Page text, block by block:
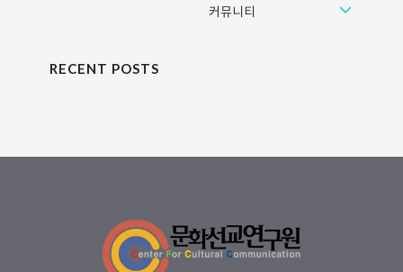
의 유소년..
커뮤니티
RECENT POSTS